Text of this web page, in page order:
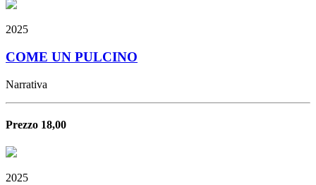
2025
COME UN PULCINO
Narrativa
Prezzo 18,00
2025